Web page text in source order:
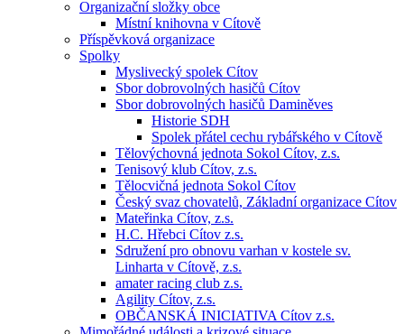
Organizační složky obce
Místní knihovna v Cítově
Příspěvková organizace
Spolky
Myslivecký spolek Cítov
Sbor dobrovolných hasičů Cítov
Sbor dobrovolných hasičů Daminěves
Historie SDH
Spolek přátel cechu rybářského v Cítově
Tělovýchovná jednota Sokol Cítov, z.s.
Tenisový klub Cítov, z.s.
Tělocvičná jednota Sokol Cítov
Český svaz chovatelů, Základní organizace Cítov
Mateřinka Cítov, z.s.
H.C. Hřebci Cítov z.s.
Sdružení pro obnovu varhan v kostele sv.
Linharta v Cítově, z.s.
amater racing club z.s.
Agility Cítov, z.s.
OBČANSKÁ INICIATIVA Cítov z.s.